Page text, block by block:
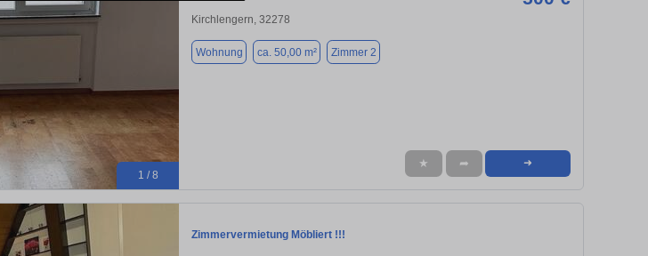
1 / 8
Kirchlengern, 32278
Wohnung ca. 50,00 m² Zimmer 2
★ ➦ ➜
Zimmervermietung Möbliert !!!